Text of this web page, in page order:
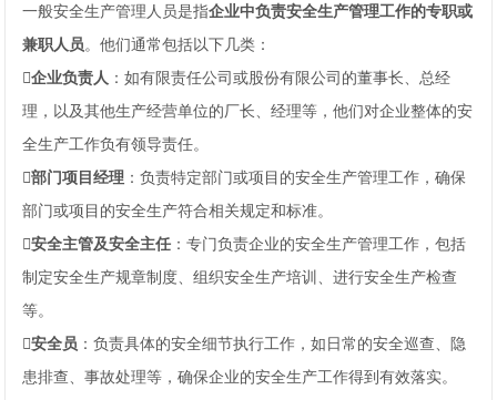
一般安全生产管理人员是指‌企业中负责安全生产管理工作的专职或
。他们通常包括以下几类：
：如有限责任公司或股份有限公司的董事长、总经
理，以及其他生产经营单位的厂长、经理等，他们对企业整体的安
全生产工作负有领导责任‌。
：负责特定部门或项目的安全生产管理工作，确保
部门或项目的安全生产符合相关规定和标准‌。
：专门负责企业的安全生产管理工作，包括
制定安全生产规章制度、组织安全生产培训、进行安全生产检查
等‌。
：负责具体的安全细节执行工作，如日常的安全巡查、隐
患排查、事故处理等，确保企业的安全生产工作得到有效落实‌。